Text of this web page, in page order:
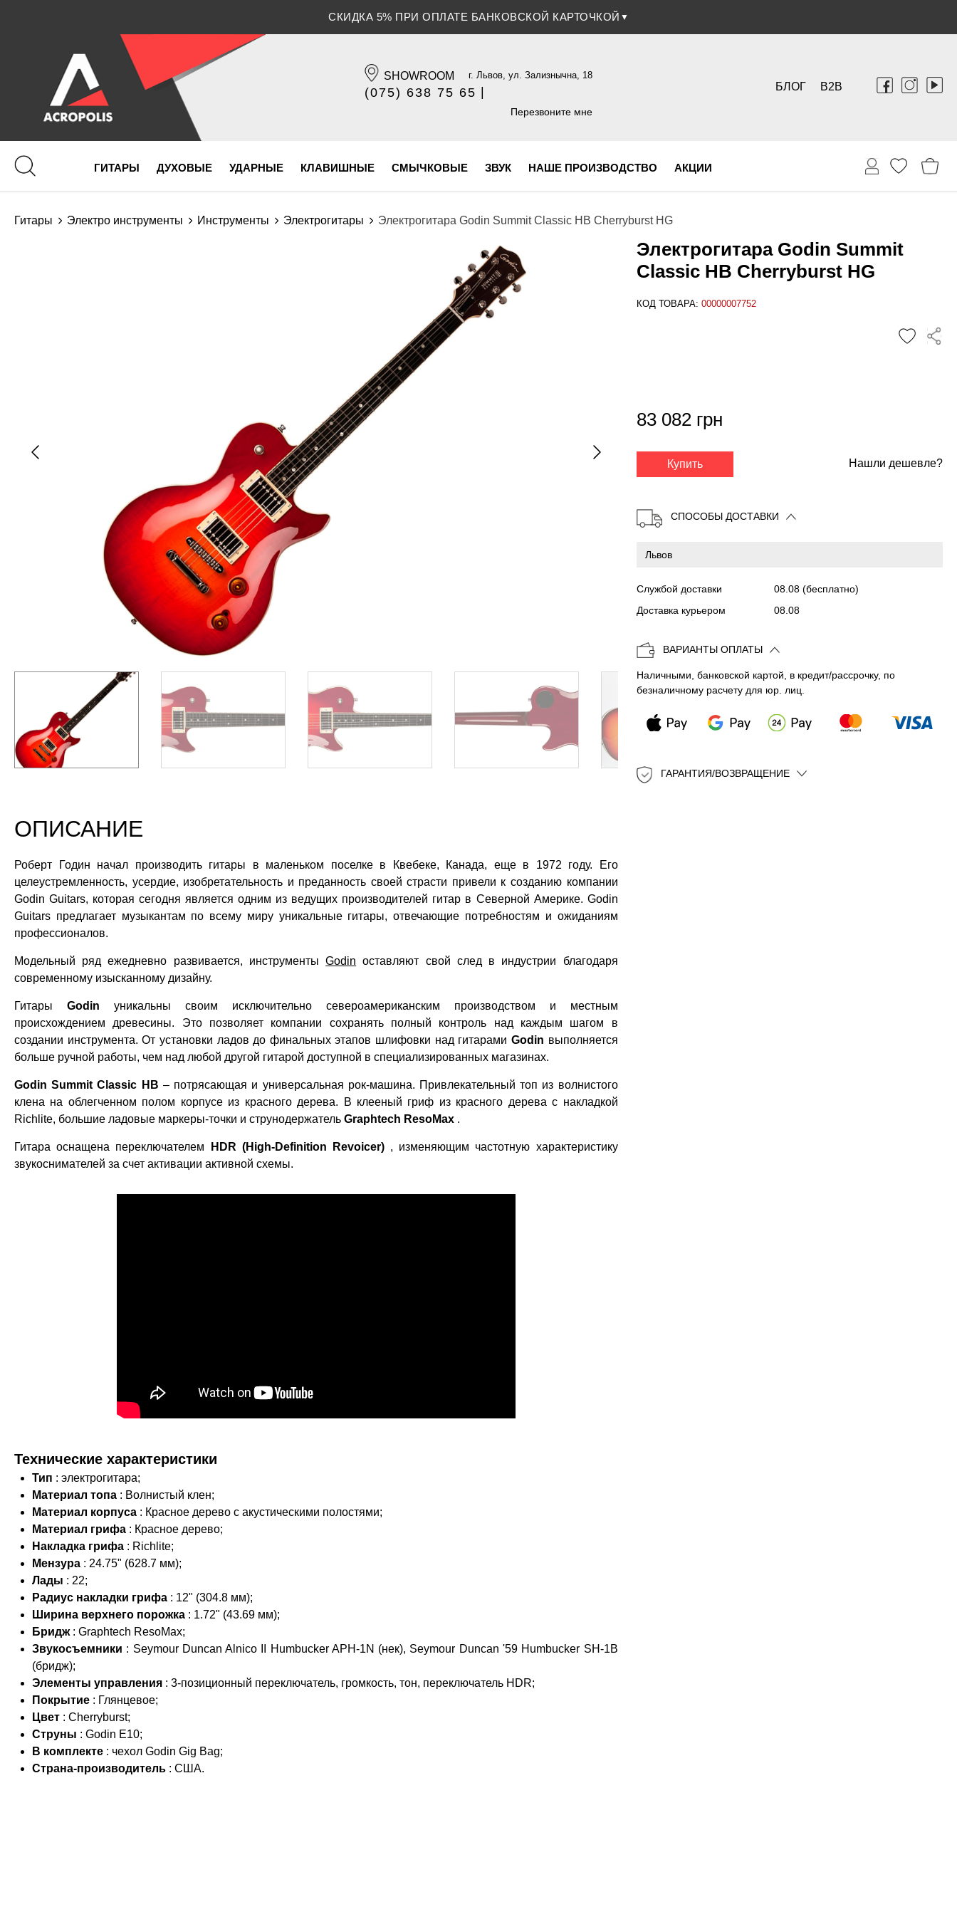
СКИДКА 5% ПРИ ОПЛАТЕ БАНКОВСКОЙ КАРТОЧКОЙ ▼
SHOWROOM г. Львов, ул. Зализнычна, 18
(075) 638 75 65
(096) 609 84 32
Перезвоните мне
B2B
БЛОГ
ГИТАРЫ ДУХОВЫЕ УДАРНЫЕ КЛАВИШНЫЕ СМЫЧКОВЫЕ ЗВУК НАШЕ ПРОИЗВОДСТВО АКЦИИ
Гитары Электро инструменты Инструменты Электрогитары Электрогитара Godin Summit Classic HB Cherryburst HG
Электрогитара Godin Summit
Classic HB Cherryburst HG
КОД ТОВАРА: 00000007752
✕
83 082 грн
Купить Нашли дешевле?
СПОСОБЫ ДОСТАВКИ
Службой доставки 08.08 (бесплатно)
Доставка курьером
08.08
ВАРИАНТЫ ОПЛАТЫ
Наличными, банковской картой, в кредит/рассрочку, по
безналичному расчету для юр. лиц.
ГАРАНТИЯ/ВОЗВРАЩЕНИЕ
ОПИСАНИЕ
Роберт Годин начал производить гитары в маленьком поселке в Квебеке, Канада, еще в 1972 году. Его
целеустремленность, усердие, изобретательность и преданность своей страсти привели к созданию компании
Godin Guitars, которая сегодня является одним из ведущих производителей гитар в Северной Америке. Godin
Guitars предлагает музыкантам по всему миру уникальные гитары, отвечающие потребностям и ожиданиям
профессионалов.
Модельный ряд ежедневно развивается, инструментыGodin оставляют свой след в индустрии благодаря
современному изысканному дизайну.
Гитары Godin уникальны своим исключительно североамериканским производством и местным
происхождением древесины. Это позволяет компании сохранять полный контроль над каждым шагом в
создании инструмента. От установки ладов до финальных этапов шлифовки над гитарами Godin выполняется
больше ручной работы, чем над любой другой гитарой доступной в специализированных магазинах.
Godin Summit Classic HB – потрясающая и универсальная рок-машина. Привлекательный топ из волнистого
клена на облегченном полом корпусе из красного дерева. В клееный гриф из красного дерева с накладкой
Richlite, большие ладовые маркеры-точки и струнодержатель Graphtech ResoMax .
Гитара оснащена переключателем HDR (High-Definition Revoicer), изменяющим частотную характеристику
звукоснимателей за счет активации активной схемы.
Технические характеристики
Тип : электрогитара;
Материал топа : Волнистый клен;
Материал корпуса : Красное дерево с акустическими полостями;
Материал грифа : Красное дерево;
Накладка грифа : Richlite;
Мензура : 24.75" (628.7 мм);
Лады : 22;
Радиус накладки грифа : 12" (304.8 мм);
Ширина верхнего порожка : 1.72" (43.69 мм);
Бридж: Graphtech ResoMax;
Звукосъемники : Seymour Duncan Alnico II Humbucker APH-1N (нек), Seymour Duncan '59 Humbucker SH-1B
(бридж);
Элементы управления : 3-позиционный переключатель, громкость, тон, переключатель HDR;
Покрытие : Глянцевое;
Цвет : Cherryburst;
Струны : Godin E10;
В комплекте : чехол Godin Gig Bag;
Страна-производитель : США.